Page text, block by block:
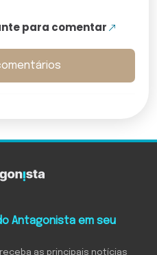
para comentar
Antagonista em seu
as principais notícias